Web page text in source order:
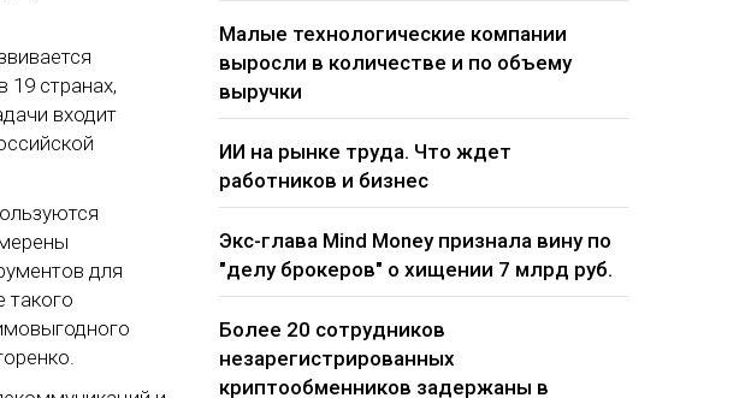
странах,
входит
для
такого
Малые технологические компании
выросли в количестве и по объему
выручки
ИИ на рынке труда. Что ждет
работников и бизнес
Экс-глава Mind Money признала вину по
"делу брокеров" о хищении 7 млрд руб.
Более 20 сотрудников
незарегистрированных
криптообменников задержаны в